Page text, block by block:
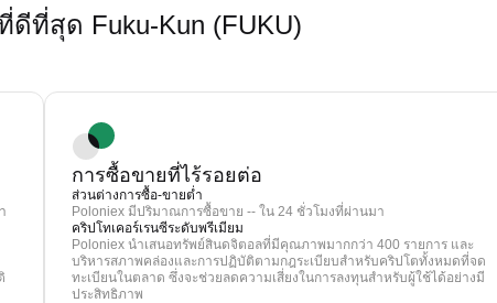
ที่สุด Fuku-Kun (FUKU)
การซื้อขายที่ไร้รอยต่อ
ส่วนต่างการซื้อ-ขายต่ำ
Poloniex มีปริมาณการซื้อขาย -- ใน 24 ชั่วโมงที่ผ่านมา
คริปโทเคอร์เรนซีระดับพรีเมียม
Poloniex นำเสนอทรัพย์สินดจิตอลที่มีคุณภาพมากกว่า 400 รายการ และ
บริหารสภาพคล่องและการปฏิบัติตามกฎระเบียบสำหรับคริปโตทั้งหมดที่จด
ทะเบียนในตลาด ซึ่งจะช่วยลดความเสี่ยงในการลงทุนสำหรับผู้ใช้ได้อย่างมี
ประสิทธิภาพ